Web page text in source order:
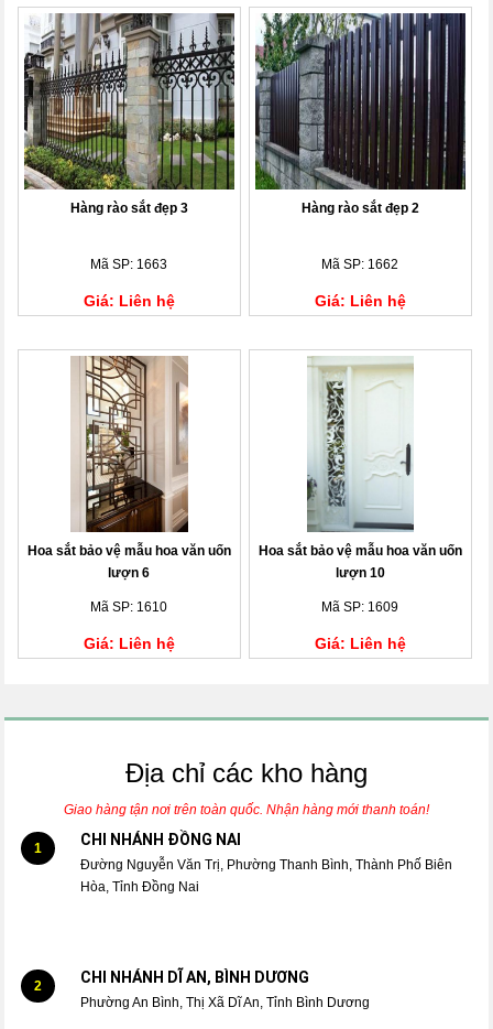
Hàng rào sắt đẹp 3
Mã SP: 1663
Giá: Liên hệ
Hàng rào sắt đẹp 2
Mã SP: 1662
Giá: Liên hệ
Hoa sắt bảo vệ mẫu hoa văn uốn
lượn 6
Mã SP: 1610
Giá: Liên hệ
Hoa sắt bảo vệ mẫu hoa văn uốn
lượn 10
Mã SP: 1609
Giá: Liên hệ
Địa chỉ các kho hàng
Giao hàng tận nơi trên toàn quốc. Nhận hàng mới thanh toán!
1 CHI NHÁNH ĐỒNG NAI
Đường Nguyễn Văn Trị, Phường Thanh Bình, Thành Phố Biên
Hòa, Tỉnh Đồng Nai
2 CHI NHÁNH DĨ AN, BÌNH DƯƠNG
Phường An Bình, Thị Xã Dĩ An, Tỉnh Bình Dương